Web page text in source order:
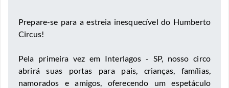
Prepare-se para a estreia inesquecível do Humberto
Circus!
Pela primeira vez em Interlagos - SP, nosso circo
abrirá suas portas para pais, crianças, famílias,
namorados e amigos, oferecendo um espetáculo